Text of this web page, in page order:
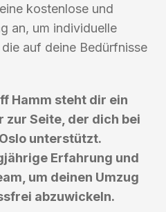
kostenlose und
an, um individuelle
auf deine Bedürfnisse
Hamm steht dir ein
Seite, der dich bei
unterstützt.
Erfahrung und
um deinen Umzug
abzuwickeln.